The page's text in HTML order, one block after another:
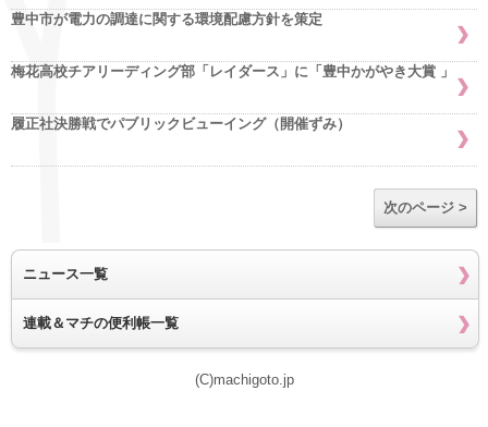
豊中市が電力の調達に関する環境配慮方針を策定
梅花高校チアリーディング部「レイダース」に「豊中かがやき大賞 」
履正社決勝戦でパブリックビューイング（開催ずみ）
次のページ >
ニュース一覧
連載＆マチの便利帳一覧
(C)machigoto.jp